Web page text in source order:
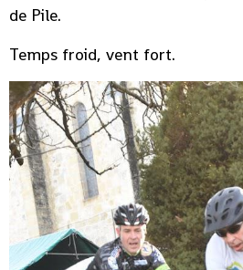
de Pile.
Temps froid, vent fort.